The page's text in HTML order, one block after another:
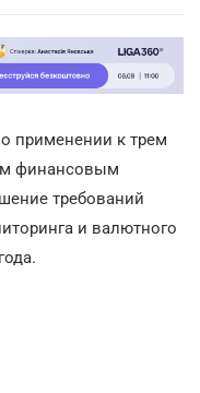
о применении к трем
финансовым
требований
и валютного